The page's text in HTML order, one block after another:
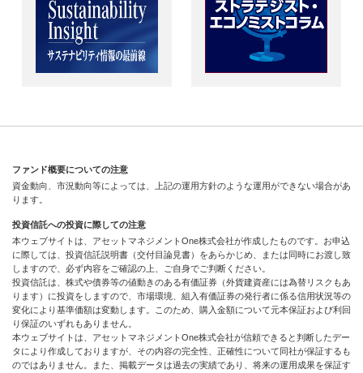
ファンド概要についての注意
資金動向、市況動向等によっては、上記の運用方針のような運用ができない場合があ
ります。
投資信託への投資に際しての注意
本ウェブサイトは、アセットマネジメントOne株式会社が作成したものです。お申込
に際しては、投資信託説明書（交付目論見書）をあらかじめ、または同時にお渡し致
しますので、必ず内容をご確認の上、ご自身でご判断ください。
投資信託は、株式や債券等の値動きのある有価証券（外貨建資産には為替リスクもあ
ります）に投資をしますので、市場環境、組入有価証券の発行者に係る信用状況等の
変化により基準価額は変動します。このため、購入金額について元本保証および利回
り保証のいずれもありません。
本ウェブサイトは、アセットマネジメントOne株式会社が信頼できると判断したデー
タにより作成しておりますが、その内容の完全性、正確性について同社が保証するも
のではありません。また、掲載データは過去の実績であり、将来の運用成果を保証す